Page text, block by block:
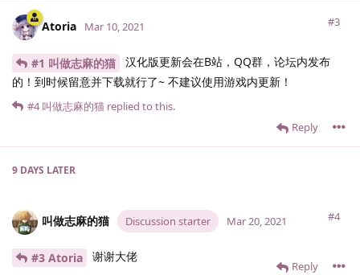
Atoria #3
Mar 10, 2021
#1 叫做志麻的猫
汉化版更新会在B站，QQ群，论坛内发布
的！到时候留意并下载就行了~ 不建议使用游戏内更新！
Reply
#4 叫做志麻的猫 replied to this.
9 DAYS LATER
叫做志麻的猫 Discussion starter #4
Mar 20, 2021
#3 Atoria 谢谢大佬
Reply